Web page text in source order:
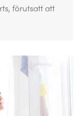
förutsatt att